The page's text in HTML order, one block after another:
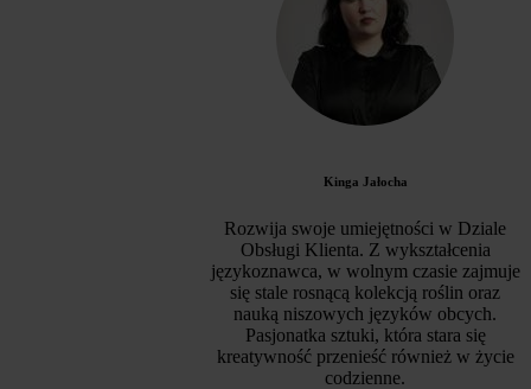
Kinga Jałocha
Rozwija swoje umiejętności w Dziale
Obsługi Klienta. Z wykształcenia
językoznawca, w wolnym czasie zajmuje
się stale rosnącą kolekcją roślin oraz
nauką niszowych języków obcych.
Pasjonatka sztuki, która stara się
kreatywność przenieść również w życie
codzienne.